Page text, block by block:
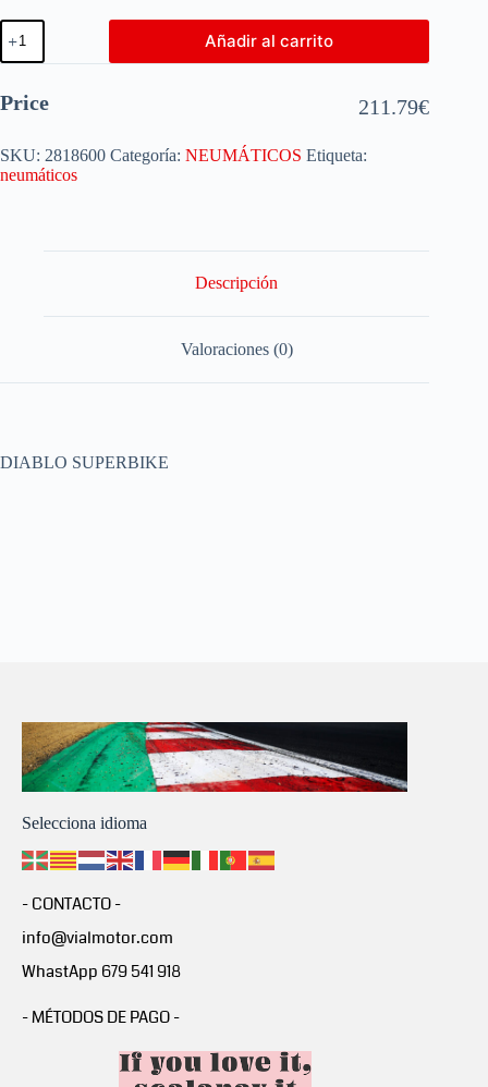
Añadir al carrito
Price 211.79€
SKU: 2818600 Categoría: NEUMÁTICOS Etiqueta:
neumáticos
Descripción
Valoraciones (0)
DIABLO SUPERBIKE
Selecciona idioma
- CONTACTO -
info@vialmotor.com
WhastApp 679 541 918
- MÉTODOS DE PAGO -